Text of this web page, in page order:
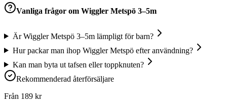
Vanliga frågor om Wiggler Metspö 3–5m
Är Wiggler Metspö 3–5m lämpligt för barn?
Hur packar man ihop Wiggler Metspö efter användning?
Kan man byta ut tafsen eller toppknuten?
Rekommenderad återförsäljare
Från 189 kr